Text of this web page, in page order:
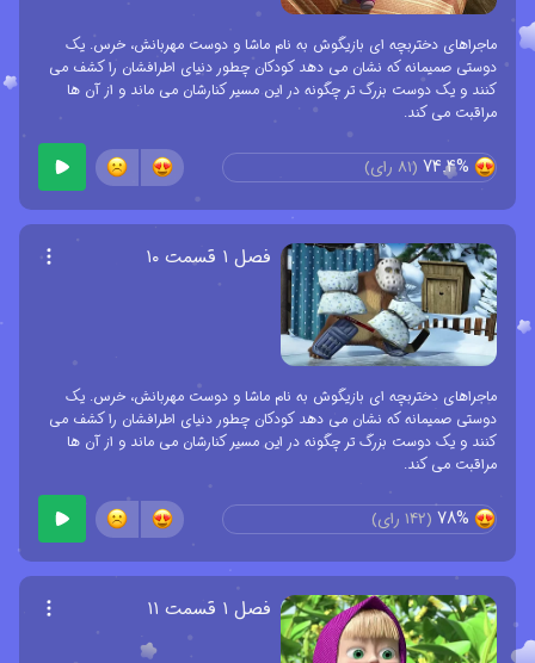
ماجراهای دختربچه ای بازیگوش به نام ماشا و دوست مهربانش، خرس. یک
دوستی صمیمانه که نشان می دهد کودکان چطور دنیای اطرافشان را کشف می
کنند و یک دوست بزرگ تر چگونه در این مسیر کنارشان می ماند و از آن ها
مراقبت می کند.
74.4%
(
81 رای)
فصل ۱ قسمت ۱۰
ماجراهای دختربچه ای بازیگوش به نام ماشا و دوست مهربانش، خرس. یک
دوستی صمیمانه که نشان می دهد کودکان چطور دنیای اطرافشان را کشف می
کنند و یک دوست بزرگ تر چگونه در این مسیر کنارشان می ماند و از آن ها
مراقبت می کند.
78%
(
142 رای)
فصل ۱ قسمت ۱۱